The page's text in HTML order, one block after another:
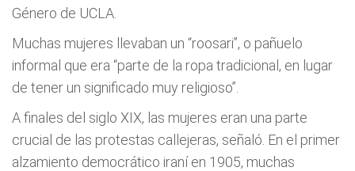
Género de UCLA.
Muchas mujeres llevaban un “roosari”, o pañuelo
informal que era “parte de la ropa tradicional, en lugar
de tener un significado muy religioso”.
A finales del siglo XIX, las mujeres eran una parte
crucial de las protestas callejeras, señaló. En el primer
alzamiento democrático iraní en 1905, muchas